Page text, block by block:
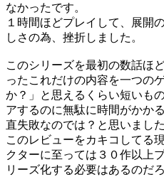
なかったです。
１時間ほどプレイして、展開
しさの為、挫折しました。
このシリーズを最初の数話ほ
ったこれだけの内容を一つの
か？」と思えるくらい短いも
アするのに無駄に時間がかか
直失敗なのでは？と思いまし
このレビューをカキコしてる
クターに至っては３０作以上
リーズ化する必要はあるのだ